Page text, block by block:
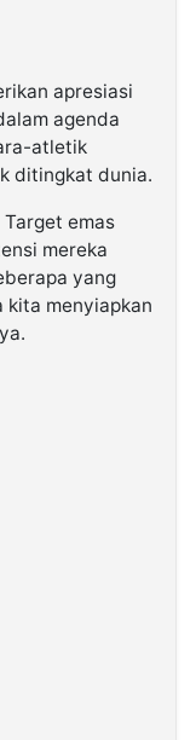
apresiasi
agenda
atletik
ditingkat dunia.
emas
mereka
yang
kita menyiapkan